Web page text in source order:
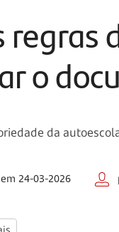
regras
o
da
24-03-2026